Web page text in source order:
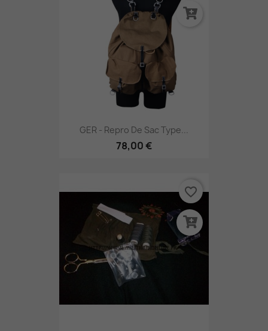
GER - Repro De Sac Type...
78,00 €
favorite_border